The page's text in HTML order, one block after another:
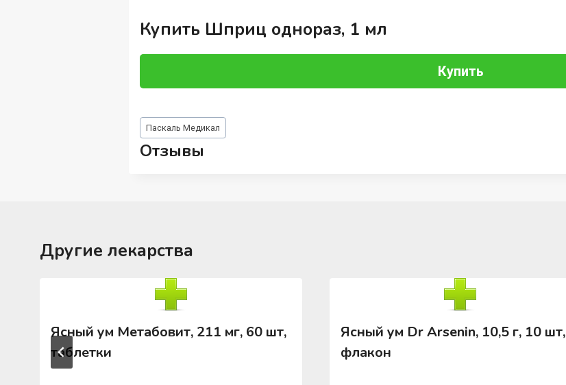
Купить Шприц однораз, 1 мл
Купить
Метки
записи:
Паскаль Медикал
Отзывы
Другие лекарства
Ясный ум Метабовит, 211 мг, 60 шт,
таблетки
Ясный ум Dr Arsenin, 10,5 г, 10 шт,
флакон